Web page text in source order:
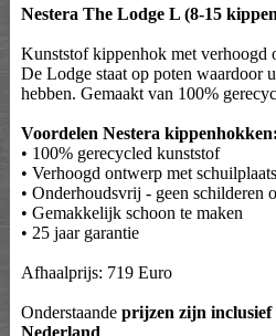
Nestera The Lodge L (8-15
Kunststof kippenhok met verhoogd
De Lodge staat op poten waardoor
hebben. Gemaakt van 100%
Voordelen Nestera kippenhokken:
• 100% gerecycled kunststof
• Verhoogd ontwerp met schuilplaats
• Onderhoudsvrij - geen schilderen
• Gemakkelijk schoon te maken
• 25 jaar garantie
Afhaalprijs: 719 Euro
Onderstaande prijzen zijn inclusief
Nederland